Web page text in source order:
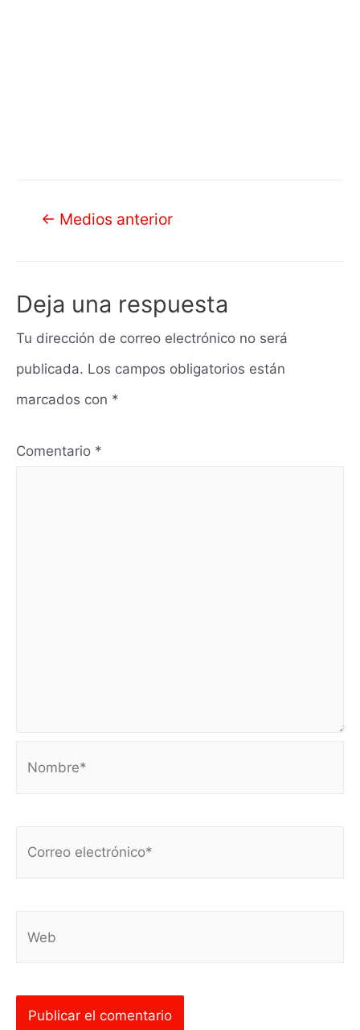
Navegación
← Medios anterior
Deja una respuesta
Tu dirección de correo electrónico no será
publicada. Los campos obligatorios están
marcados con *
Comentario *